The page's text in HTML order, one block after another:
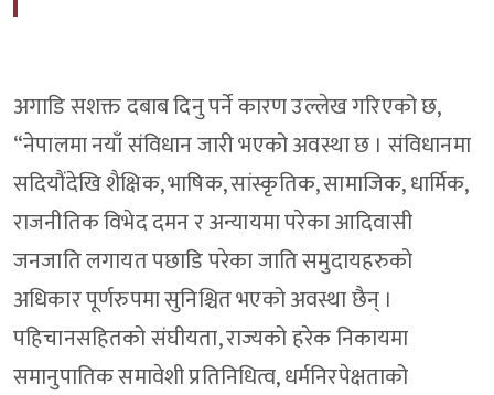
अगाडि सशक्त दबाब दिनु पर्ने कारण उल्लेख गरिएको छ,
“नेपालमा नयाँ संविधान जारी भएको अवस्था छ । संविधानमा
सदियौंदेखि शैक्षिक, भाषिक, सांस्कृतिक, सामाजिक, धार्मिक,
राजनीतिक विभेद दमन र अन्यायमा परेका आदिवासी
जनजाति लगायत पछाडि परेका जाति समुदायहरुको
अधिकार पूर्णरुपमा सुनिश्चित भएको अवस्था छैन् ।
पहिचानसहितको संघीयता, राज्यको हरेक निकायमा
समानुपातिक समावेशी प्रतिनिधित्व, धर्मनिरपेक्षताको